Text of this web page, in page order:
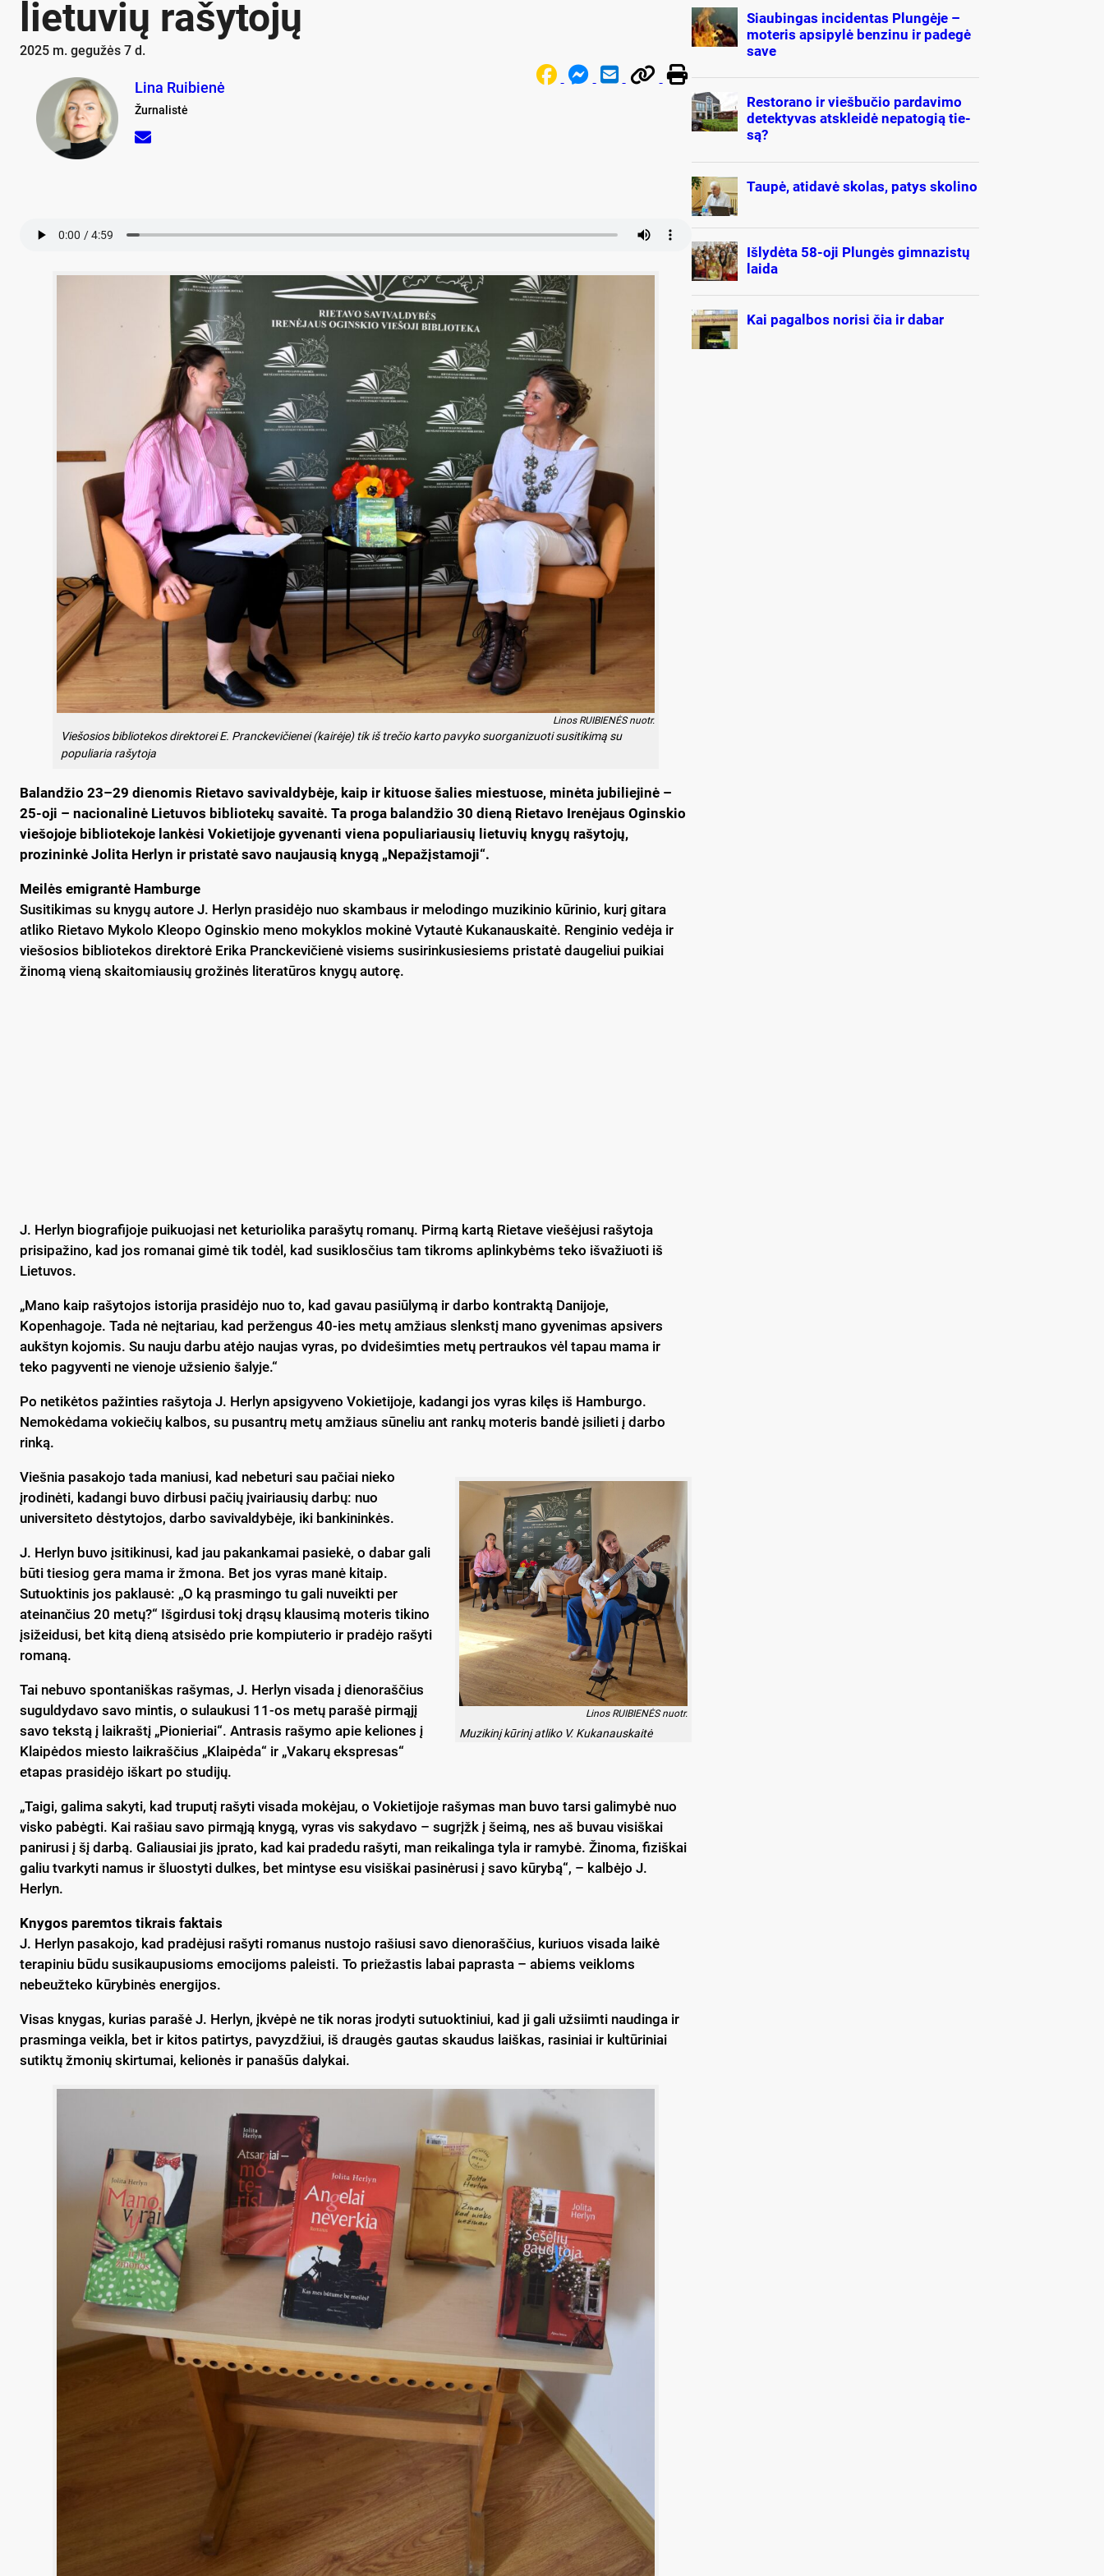
lietuvių rašytojų
2025 m. gegužės 7 d.
Lina Ruibienė
Žurnalistė
Linos RUIBIENĖS nuotr.
Viešosios bibliotekos direktorei E. Pranckevičienei (kairėje) tik iš trečio karto pavyko suorganizuoti susitikimą su
populiaria rašytoja
Balandžio 23–29 dienomis Rietavo savivaldybėje, kaip ir kituose šalies miestuose, minėta jubiliejinė –
25-oji – nacionalinė Lietuvos bibliotekų savaitė. Ta proga balandžio 30 dieną Rietavo Irenėjaus Oginskio
viešojoje bibliotekoje lankėsi Vokietijoje gyvenanti viena populiariausių lietuvių knygų rašytojų,
prozininkė Jolita Herlyn ir pristatė savo naujausią knygą „Nepažįstamoji“.
Meilės emigrantė Hamburge
Susitikimas su knygų autore J. Herlyn prasidėjo nuo skambaus ir melodingo muzikinio kūrinio, kurį gitara
atliko Rietavo Mykolo Kleopo Oginskio meno mokyklos mokinė Vytautė Kukanauskaitė. Renginio vedėja ir
viešosios bibliotekos direktorė Erika Pranckevičienė visiems susirinkusiesiems pristatė daugeliui puikiai
žinomą vieną skaitomiausių grožinės literatūros knygų autorę.
J. Herlyn biografijoje puikuojasi net keturiolika parašytų romanų. Pirmą kartą Rietave viešėjusi rašytoja
prisipažino, kad jos romanai gimė tik todėl, kad susiklosčius tam tikroms aplinkybėms teko išvažiuoti iš
Lietuvos.
„Mano kaip rašytojos istorija prasidėjo nuo to, kad gavau pasiūlymą ir darbo kontraktą Danijoje,
Kopenhagoje. Tada nė neįtariau, kad peržengus 40-ies metų amžiaus slenkstį mano gyvenimas apsivers
aukštyn kojomis. Su nauju darbu atėjo naujas vyras, po dvidešimties metų pertraukos vėl tapau mama ir
teko pagyventi ne vienoje užsienio šalyje.“
Po netikėtos pažinties rašytoja J. Herlyn apsigyveno Vokietijoje, kadangi jos vyras kilęs iš Hamburgo.
Nemokėdama vokiečių kalbos, su pusantrų metų amžiaus sūneliu ant rankų moteris bandė įsilieti į darbo
rinką.
Linos RUIBIENĖS nuotr.
Muzikinį kūrinį atliko V. Kukanauskaitė
Viešnia pasakojo tada maniusi, kad nebeturi sau pačiai nieko
įrodinėti, kadangi buvo dirbusi pačių įvairiausių darbų: nuo
universiteto dėstytojos, darbo savivaldybėje, iki bankininkės.
J. Herlyn buvo įsitikinusi, kad jau pakankamai pasiekė, o dabar gali
būti tiesiog gera mama ir žmona. Bet jos vyras manė kitaip.
Sutuoktinis jos paklausė: „O ką prasmingo tu gali nuveikti per
ateinančius 20 metų?“ Išgirdusi tokį drąsų klausimą moteris tikino
įsižeidusi, bet kitą dieną atsisėdo prie kompiuterio ir pradėjo rašyti
romaną.
Tai nebuvo spontaniškas rašymas, J. Herlyn visada į dienoraščius
suguldydavo savo mintis, o sulaukusi 11-os metų parašė pirmąjį
savo tekstą į laikraštį „Pionieriai“. Antrasis rašymo apie keliones į
Klaipėdos miesto laikraščius „Klaipėda“ ir „Vakarų ekspresas“
etapas prasidėjo iškart po studijų.
„Taigi, galima sakyti, kad truputį rašyti visada mokėjau, o Vokietijoje rašymas man buvo tarsi galimybė nuo
visko pabėgti. Kai rašiau savo pirmąją knygą, vyras vis sakydavo – sugrįžk į šeimą, nes aš buvau visiškai
panirusi į šį darbą. Galiausiai jis įprato, kad kai pradedu rašyti, man reikalinga tyla ir ramybė. Žinoma, fiziškai
galiu tvarkyti namus ir šluostyti dulkes, bet mintyse esu visiškai pasinėrusi į savo kūrybą“, – kalbėjo J.
Herlyn.
Knygos paremtos tikrais faktais
J. Herlyn pasakojo, kad pradėjusi rašyti romanus nustojo rašiusi savo dienoraščius, kuriuos visada laikė
terapiniu būdu susikaupusioms emocijoms paleisti. To priežastis labai paprasta – abiems veikloms
nebeužteko kūrybinės energijos.
Visas knygas, kurias parašė J. Herlyn, įkvėpė ne tik noras įrodyti sutuoktiniui, kad ji gali užsiimti naudinga ir
prasminga veikla, bet ir kitos patirtys, pavyzdžiui, iš draugės gautas skaudus laiškas, rasiniai ir kultūriniai
sutiktų žmonių skirtumai, kelionės ir panašūs dalykai.